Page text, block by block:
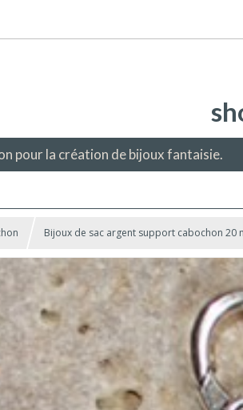
pour la création de bijoux fantaisie.
Bijoux de sac argent support cabochon 20